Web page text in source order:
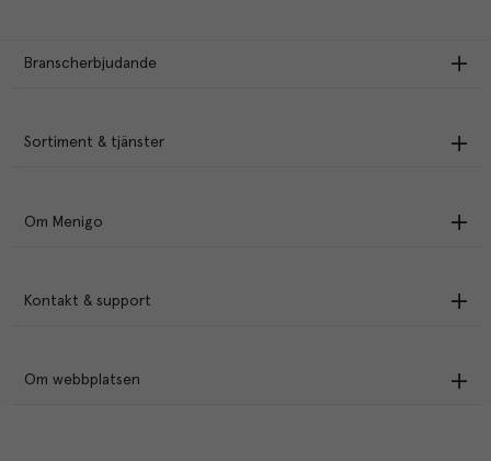
Branscherbjudande
Sortiment & tjänster
Om Menigo
Kontakt & support
Om webbplatsen